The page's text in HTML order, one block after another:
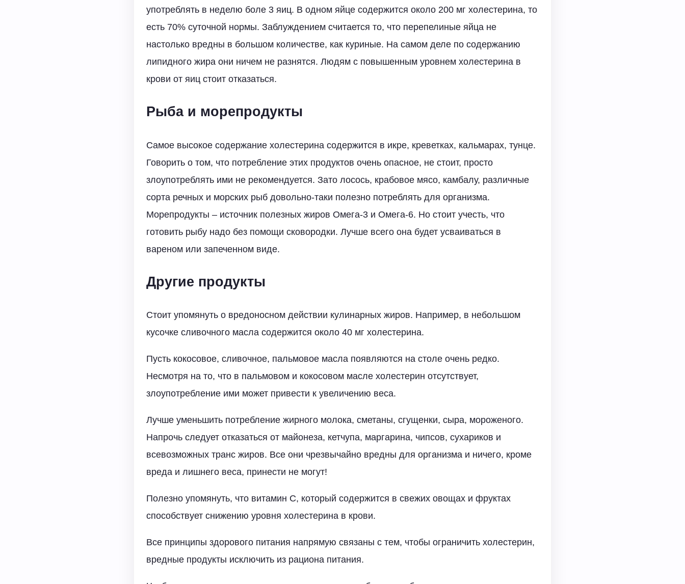
употреблять в неделю боле 3 яиц. В одном яйце содержится около 200 мг холестерина, то
есть 70% суточной нормы. Заблуждением считается то, что перепелиные яйца не
настолько вредны в большом количестве, как куриные. На самом деле по содержанию
липидного жира они ничем не разнятся. Людям с повышенным уровнем холестерина в
крови от яиц стоит отказаться.
Рыба и морепродукты
Самое высокое содержание холестерина содержится в икре, креветках, кальмарах, тунце.
Говорить о том, что потребление этих продуктов очень опасное, не стоит, просто
злоупотреблять ими не рекомендуется. Зато лосось, крабовое мясо, камбалу, различные
сорта речных и морских рыб довольно-таки полезно потреблять для организма.
Морепродукты – источник полезных жиров Омега-3 и Омега-6. Но стоит учесть, что
готовить рыбу надо без помощи сковородки. Лучше всего она будет усваиваться в
вареном или запеченном виде.
Другие продукты
Стоит упомянуть о вредоносном действии кулинарных жиров. Например, в небольшом
кусочке сливочного масла содержится около 40 мг холестерина.
Пусть кокосовое, сливочное, пальмовое масла появляются на столе очень редко.
Несмотря на то, что в пальмовом и кокосовом масле холестерин отсутствует,
злоупотребление ими может привести к увеличению веса.
Лучше уменьшить потребление жирного молока, сметаны, сгущенки, сыра, мороженого.
Напрочь следует отказаться от майонеза, кетчупа, маргарина, чипсов, сухариков и
всевозможных транс жиров. Все они чрезвычайно вредны для организма и ничего, кроме
вреда и лишнего веса, принести не могут!
Полезно упомянуть, что витамин С, который содержится в свежих овощах и фруктах
способствует снижению уровня холестерина в крови.
Все принципы здорового питания напрямую связаны с тем, чтобы ограничить холестерин,
вредные продукты исключить из рациона питания.